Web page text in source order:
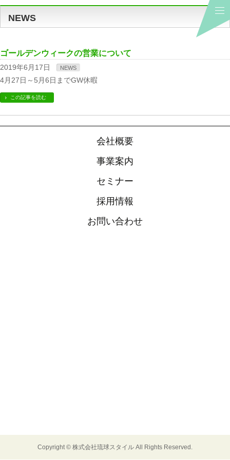
NEWS
ゴールデンウィークの営業について
2019年6月17日 NEWS
4月27日～5月6日までGW休暇
この記事を読む
会社概要
事業案内
セミナー
採用情報
お問い合わせ
Copyright © 株式会社琉球スタイル All Rights Reserved.